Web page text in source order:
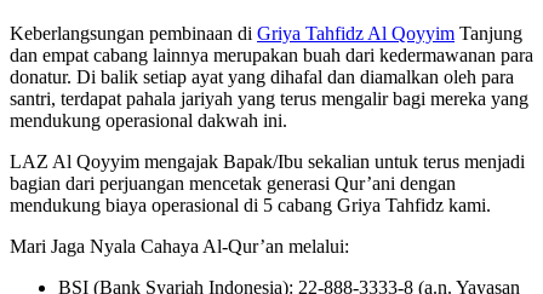
Keberlangsungan pembinaan di Griya Tahfidz Al Qoyyim Tanjung
dan empat cabang lainnya merupakan buah dari kedermawanan para
donatur. Di balik setiap ayat yang dihafal dan diamalkan oleh para
santri, terdapat pahala jariyah yang terus mengalir bagi mereka yang
mendukung operasional dakwah ini.
LAZ Al Qoyyim mengajak Bapak/Ibu sekalian untuk terus menjadi
bagian dari perjuangan mencetak generasi Qur’ani dengan
mendukung biaya operasional di 5 cabang Griya Tahfidz kami.
Mari Jaga Nyala Cahaya Al-Qur’an melalui:
BSI (Bank Syariah Indonesia): 22-888-3333-8 (a.n. Yayasan